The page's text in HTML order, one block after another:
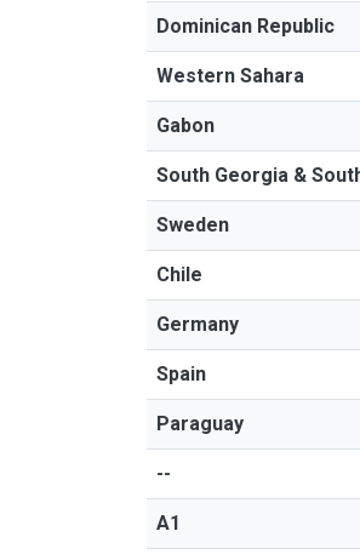
Dominican Republic
Western Sahara
Gabon
South Georgia &
Sweden
Chile
Germany
Spain
Paraguay
--
A1